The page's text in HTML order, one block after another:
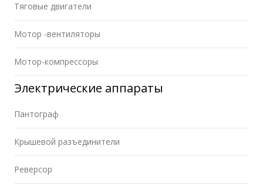
Тяговые двигатели
Мотор -вентиляторы
Мотор-компрессоры
Электрические аппараты
Пантограф
Крышевой разъединители
Реверсор